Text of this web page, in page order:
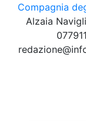
Compagnia
Alzaia